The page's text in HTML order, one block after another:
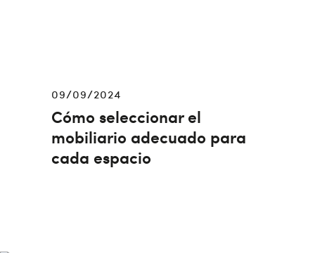
Cómo seleccionar el
mobiliario adecuado para
cada espacio
09/09/2024